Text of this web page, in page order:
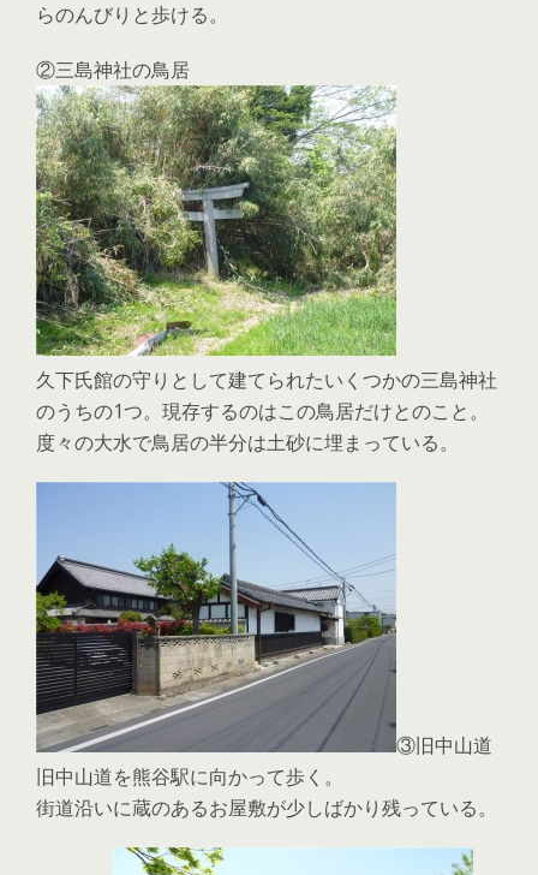
らのんびりと歩ける。
②三島神社の鳥居
久下氏館の守りとして建てられたいくつかの三島神社
のうちの1つ。現存するのはこの鳥居だけとのこと。
度々の大水で鳥居の半分は土砂に埋まっている。
③旧中山道
旧中山道を熊谷駅に向かって歩く。
街道沿いに蔵のあるお屋敷が少しばかり残っている。